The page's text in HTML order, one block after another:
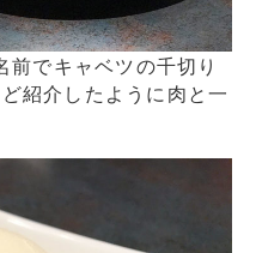
前でキャベツの千切り
紹介したように肉と一